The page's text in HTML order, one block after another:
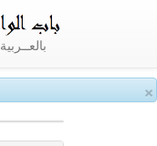
×
بالعــربية